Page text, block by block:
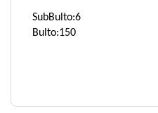
SubBulto:6
Bulto:150